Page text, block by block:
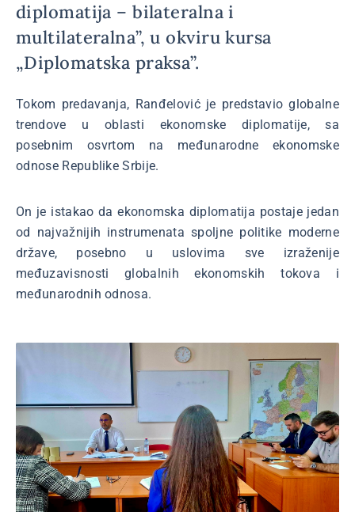
diplomatija – bilateralna i
multilateralna”, u okviru kursa
„Diplomatska praksa”.
Tokom predavanja, Ranđelović je predstavio globalne
trendove u oblasti ekonomske diplomatije, sa
posebnim osvrtom na međunarodne ekonomske
odnose Republike Srbije.
On je istakao da ekonomska diplomatija postaje jedan
od najvažnijih instrumenata spoljne politike moderne
države, posebno u uslovima sve izraženije
međuzavisnosti globalnih ekonomskih tokova i
međunarodnih odnosa.